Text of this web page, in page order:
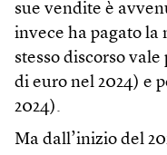
sue vendite è
invece ha pagato la
stesso discorso
di euro nel 2024) e
2024).
Ma dall’inizio del